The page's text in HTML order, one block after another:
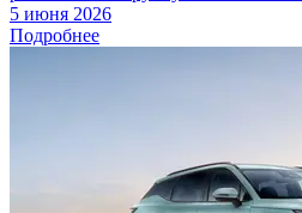
5 июня 2026
Подробнее